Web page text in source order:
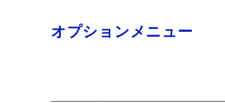
オプションメニュー